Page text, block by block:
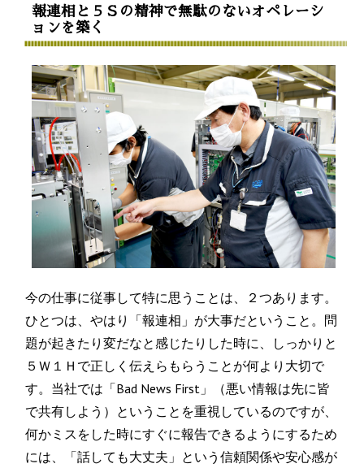
報連相と５Ｓの精神で無駄のないオペレーシ
ョンを築く
今の仕事に従事して特に思うことは、２つあります。
ひとつは、やはり「報連相」が大事だということ。問
題が起きたり変だなと感じたりした時に、しっかりと
５Ｗ１Ｈで正しく伝えらもらうことが何より大切で
す。当社では「Bad News First」（悪い情報は先に皆
で共有しよう）ということを重視しているのですが、
何かミスをした時にすぐに報告できるようにするため
には、「話しても大丈夫」という信頼関係や安心感が